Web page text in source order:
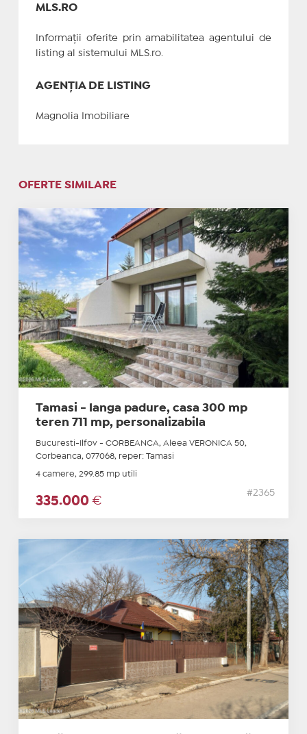
MLS.RO
Informații oferite prin amabilitatea agentului de
listing al sistemului MLS.ro.
AGENȚIA DE LISTING
Magnolia Imobiliare
OFERTE SIMILARE
Tamasi - langa padure, casa 300 mp
teren 711 mp, personalizabila
Bucuresti-Ilfov - CORBEANCA, Aleea VERONICA 50,
Corbeanca, 077068, reper: Tamasi
4 camere, 299.85 mp utili
335.000 €
#2365